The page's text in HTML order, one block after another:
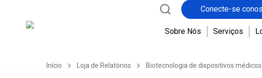
Conecte-se
Sobre Nós Serviços
Início Loja de Relatórios Biotecnologia de dispositivos